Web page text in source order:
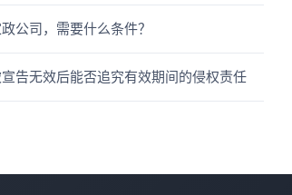
公司，需要什么条件？
告无效后能否追究有效期间的侵权责任